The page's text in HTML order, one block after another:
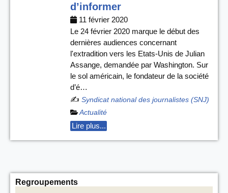
d’informer
11 février 2020
Le 24 février 2020 marque le début des
dernières audiences concernant
l'extradition vers les Etats-Unis de Julian
Assange, demandée par Washington. Sur
le sol américain, le fondateur de la société
d’é…
✍️ Syndicat national des journalistes (SNJ)
Actualité
Lire plus...
Regroupements